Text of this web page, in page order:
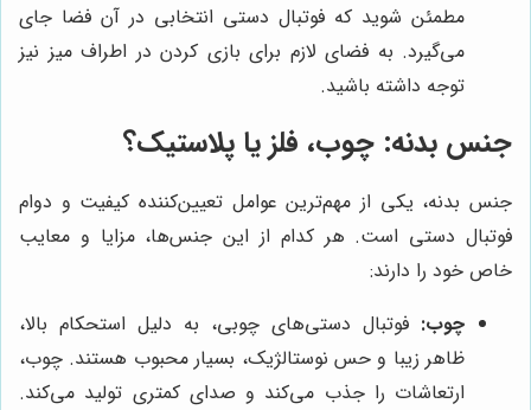
مطمئن شوید که فوتبال دستی انتخابی در آن فضا جای
می‌گیرد. به فضای لازم برای بازی کردن در اطراف میز نیز
توجه داشته باشید.
جنس بدنه: چوب، فلز یا پلاستیک؟
جنس بدنه، یکی از مهم‌ترین عوامل تعیین‌کننده کیفیت و دوام
فوتبال دستی است. هر کدام از این جنس‌ها، مزایا و معایب
خاص خود را دارند:
چوب: فوتبال دستی‌های چوبی، به دلیل استحکام بالا،
ظاهر زیبا و حس نوستالژیک، بسیار محبوب هستند. چوب،
ارتعاشات را جذب می‌کند و صدای کمتری تولید می‌کند.